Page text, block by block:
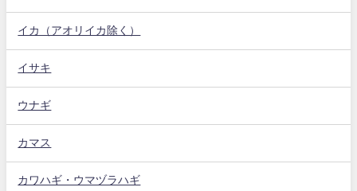
イカ（アオリイカ除く）
イサキ
ウナギ
カマス
カワハギ・ウマヅラハギ